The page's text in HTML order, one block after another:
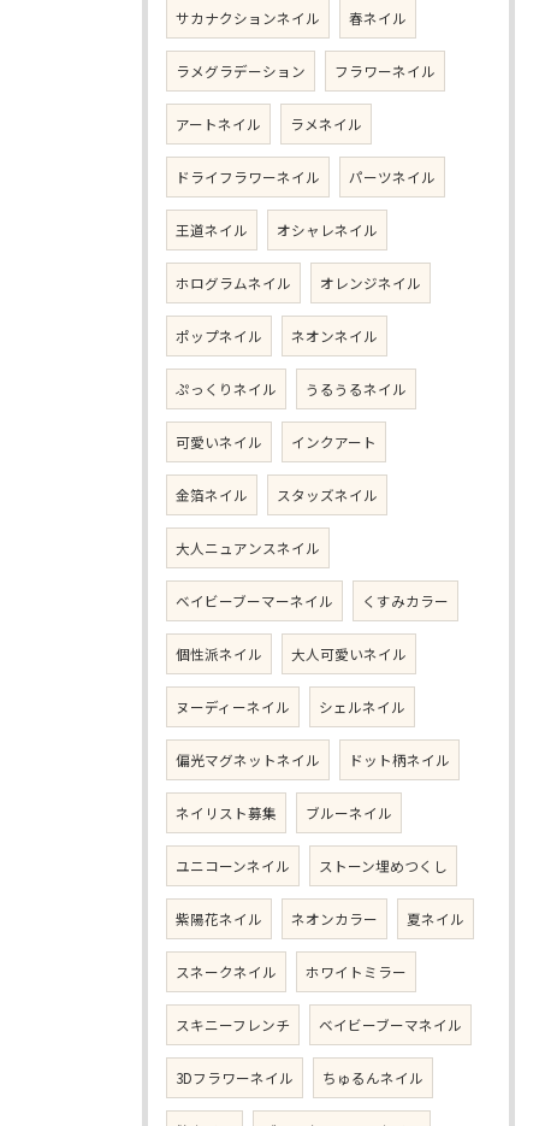
サカナクションネイル 春ネイル
ラメグラデーション フラワーネイル
アートネイル ラメネイル
ドライフラワーネイル パーツネイル
王道ネイル オシャレネイル
ホログラムネイル オレンジネイル
ポップネイル ネオンネイル
ぷっくりネイル うるうるネイル
可愛いネイル インクアート
金箔ネイル スタッズネイル
大人ニュアンスネイル
ベイビーブーマーネイル くすみカラー
個性派ネイル 大人可愛いネイル
ヌーディーネイル シェルネイル
偏光マグネットネイル ドット柄ネイル
ネイリスト募集 ブルーネイル
ユニコーンネイル ストーン埋めつくし
紫陽花ネイル ネオンカラー 夏ネイル
スネークネイル ホワイトミラー
スキニーフレンチ ベイビーブーマネイル
3Dフラワーネイル ちゅるんネイル